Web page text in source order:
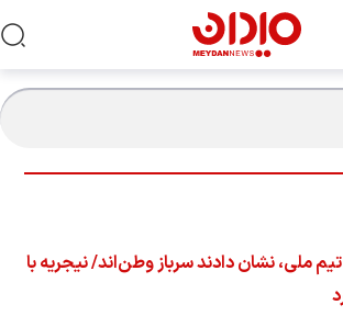
تیم ملی والیبال مردان در بازی‌های آسیایی ناگویا چه
ملی، نشان دادند سرباز وطن‌اند/ نیجریه با